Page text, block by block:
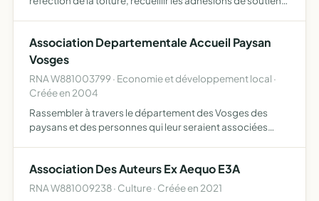
Association Departementale Accueil Paysan
Vosges
RNA W881003799 · Economie et développement local ·
Créée en 2004
Rassembler à travers le département des Vosges des
paysans et des personnes qui leur seraient associées
leur…
Association Des Auteurs Ex Aequo E3A
RNA W881009238 · Culture · Créée en 2021